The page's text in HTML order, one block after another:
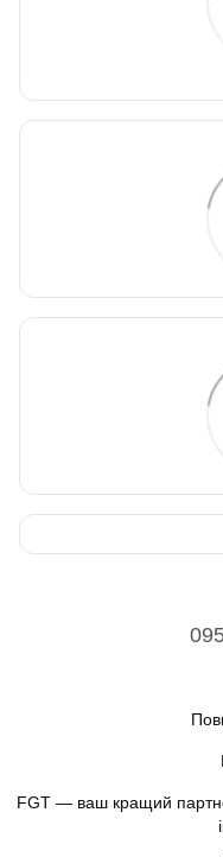
FGT — ваш кращий